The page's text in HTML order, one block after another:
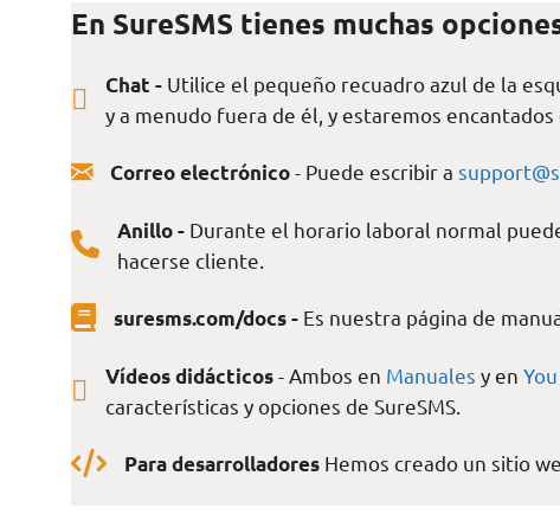
En SureSMS tienes muchas
Chat - Utilice el pequeño recuadro azul de la
y a menudo fuera de él, y estaremos
Correo electrónico- Puede escribir a
Anillo - Durante el horario laboral normal
hacerse cliente.
suresms.com/docs - Es nuestra página de
Vídeos didácticos- Ambos en Manuales y en
características y opciones de SureSMS.
Para desarrolladores Hemos creado un sitio